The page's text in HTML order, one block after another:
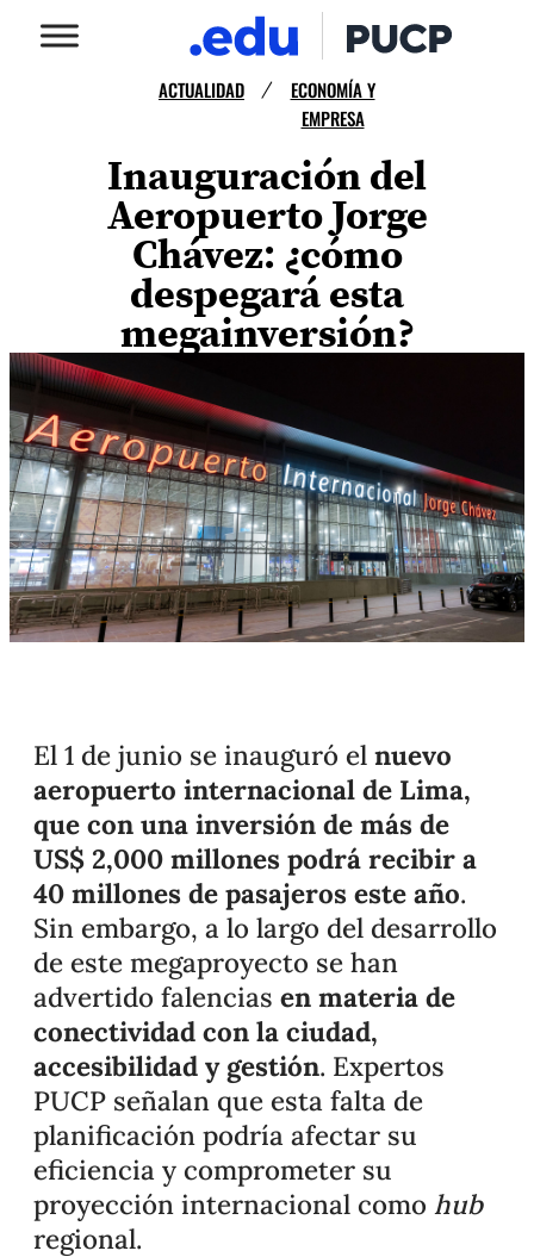
ACTUALIDAD /
ECONOMÍA Y
EMPRESA
Inauguración del
Aeropuerto Jorge
Chávez: ¿cómo
despegará esta
megainversión?
El 1 de junio se inauguró el nuevo
aeropuerto internacional de Lima,
que con una inversión de más de
US$ 2,000 millones podrá recibir a
40 millones de pasajeros este año.
Sin embargo, a lo largo del desarrollo
de este megaproyecto se han
advertido falencias en materia de
conectividad con la ciudad,
accesibilidad y gestión. Expertos
PUCP señalan que esta falta de
planificación podría afectar su
eficiencia y comprometer su
proyección internacional como hub
regional.